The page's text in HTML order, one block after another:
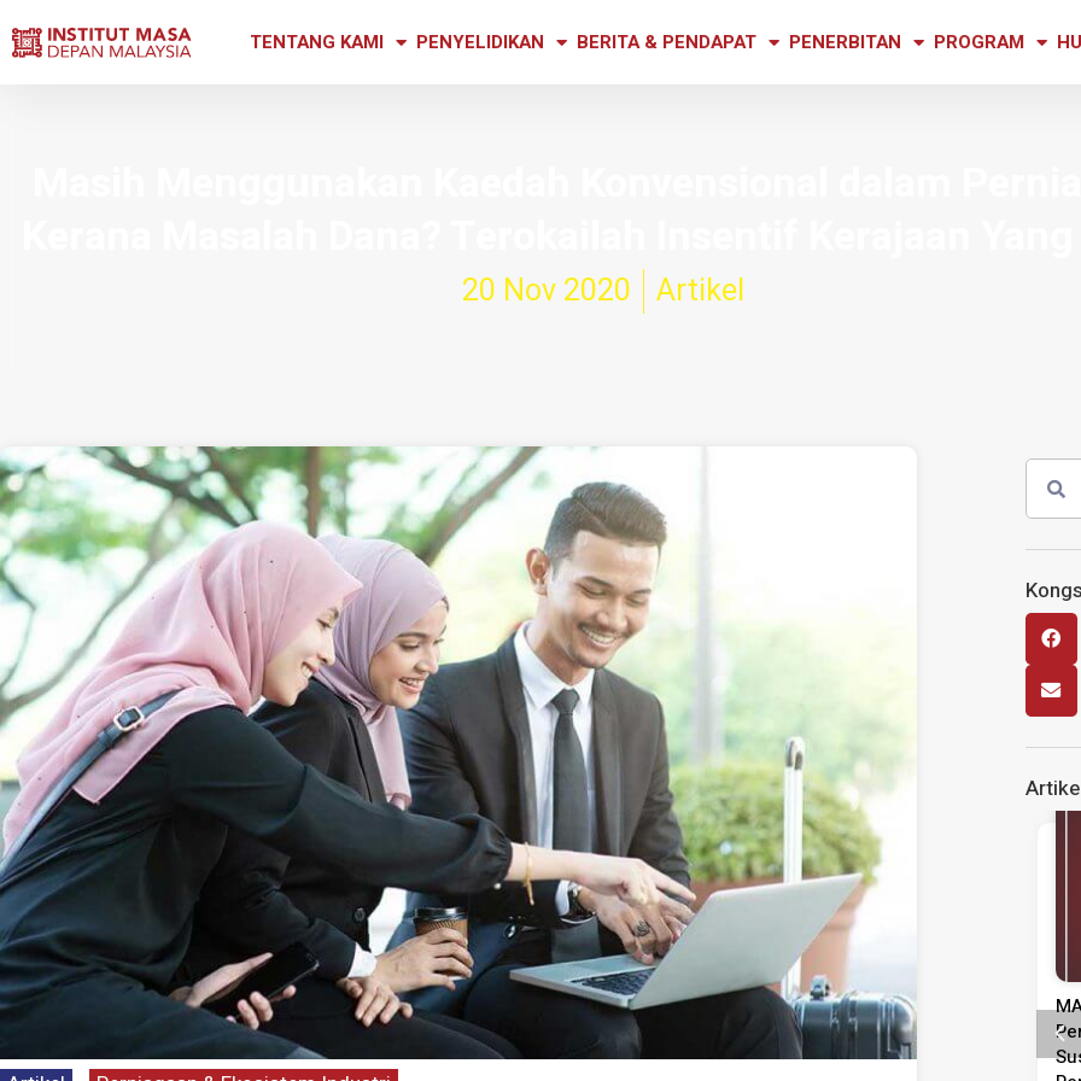
TENTANG KAMI PENYELIDIKAN BERITA & PENDAPAT PENERBITAN PROGRAM
20 Nov 2020 Artikel
Siaran Media
Kenyataan Media Tinjauan
Persepsi Prestasi Pentadbiran,
Dasar Negara & Kepimpinan
MASA Seru Tindakan Segera
Perkukuh Pasaran Buruh
Susulan Peningkatan Kadar